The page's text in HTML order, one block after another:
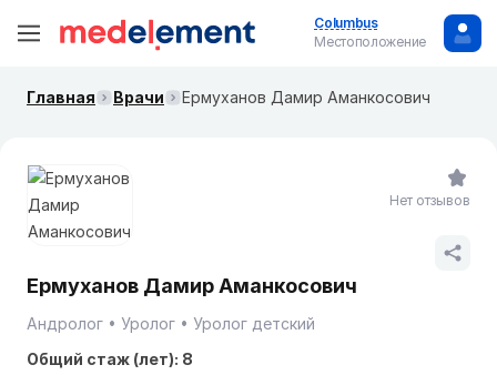
Columbus
Местоположение
Главная Врачи Ермуханов Дамир Аманкосович
Ермуханов Дамир Аманкосович
Андролог Уролог
Уролог детский
Общий стаж (лет): 8
Нет отзывов